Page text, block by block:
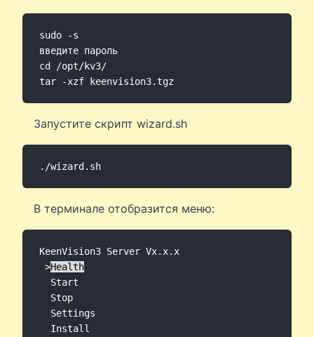
sudo -s
введите пароль
cd /opt/kv3/
Запустите скрипт wizard.sh
В терминале отобразится меню:
KeenVision3 Server Vx.x.x
>Health
  Start
  Stop
  Settings
  Install